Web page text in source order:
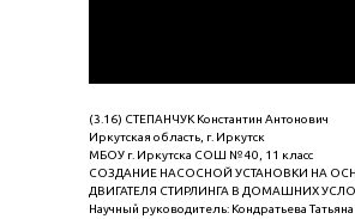
(3.16) СТЕПАНЧУК Константин Антонович
Иркутская область, г. Иркутск
МБОУ г. Иркутска СОШ № 40, 11 класс
СОЗДАНИЕ НАСОСНОЙ УСТАНОВКИ НА
ДВИГАТЕЛЯ СТИРЛИНГА В ДОМАШНИХ
Научный руководитель: Кондратьева Татьяна